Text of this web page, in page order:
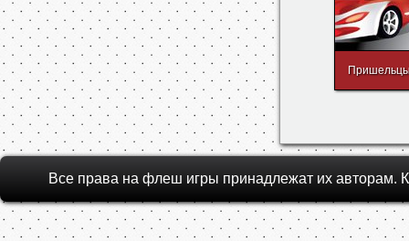
Все права на флеш игры принадлежат их авторам.